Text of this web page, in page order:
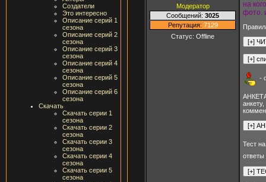
Создатели
Это интересно
Описание серий 1
сезона
Описание серий 2
сезона
Описание серий 3
сезона
Описание серий 4
сезона
Описание серий 5
сезона
Описание серий 6
сезона
Скачать
Скачать серии 1
сезона
Скачать серии 2
сезона
Скачать серии 3
сезона
Скачать серии 4
сезона
Скачать серии 5
сезона
Модератор
Сообщений: 3025
Репутация: 7129
Статус: Offline
на
фото.
-
Тест
ответы